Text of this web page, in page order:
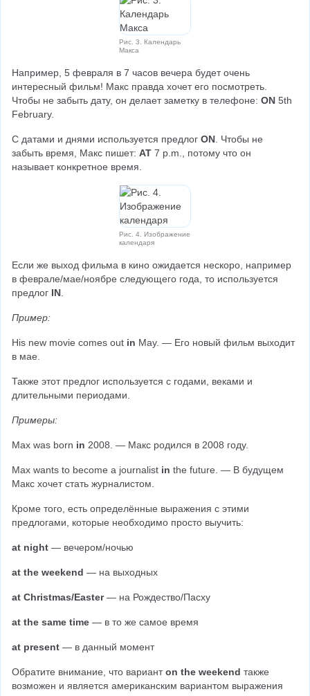
Рис. 3. Календарь
Макса
Например, 5 февраля в 7 часов вечера будет очень
интересный фильм! Макс правда хочет его посмотреть.
Чтобы не забыть дату, он делает заметку в телефоне: ON 5th
February.
С датами и днями используется предлог ON . Чтобы не
забыть время, Макс пишет: AT 7 p.m., потому что он
называет конкретное время.
Рис. 4. Изображение
календаря
Если же выход фильма в кино ожидается нескоро, например
в феврале/мае/ноябре следующего года, то используется
предлог IN
Пример:
His new movie comes out in May. — Его новый фильм выходит
в мае.
Также этот предлог используется с годами, веками и
длительными периодами.
Примеры:
Max was born in 2008. — Макс родился в 2008 году.
Max wants to become a journalist in the future. — В будущем
Макс хочет стать журналистом.
Кроме того, есть определённые выражения с этими
предлогами, которые необходимо просто выучить:
at night — вечером/ночью
at the weekend — на выходных
at Christmas/Easter — на Рождество/Пасху
at the same time — в то же самое время
at present — в данный момент
Обратите внимание, что вариант on the weekend также
возможен и является американским вариантом выражения